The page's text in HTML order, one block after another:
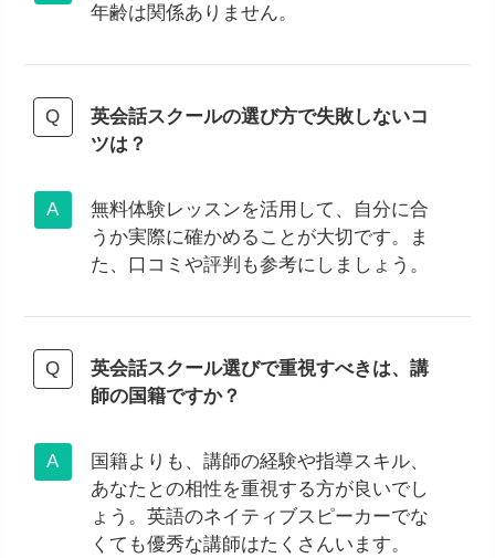
年齢は関係ありません。
英会話スクールの選び方で失敗しないコ
ツは？
無料体験レッスンを活用して、自分に合
うか実際に確かめることが大切です。ま
た、口コミや評判も参考にしましょう。
英会話スクール選びで重視すべきは、講
師の国籍ですか？
国籍よりも、講師の経験や指導スキル、
あなたとの相性を重視する方が良いでし
ょう。英語のネイティブスピーカーでな
くても優秀な講師はたくさんいます。